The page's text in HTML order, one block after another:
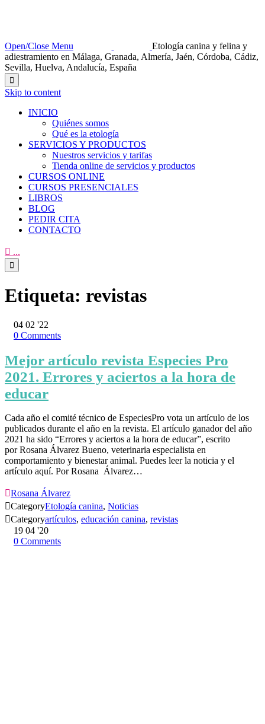
Open/Close Menu
Etología canina y felina y
adiestramiento en Málaga, Granada, Almería, Jaén, Córdoba, Cádiz,
Sevilla, Huelva, Andalucía, España

Skip to content
INICIO
Quiénes somos
Qué es la etología
SERVICIOS Y PRODUCTOS
Nuestros servicios y tarifas
Tienda online de servicios y productos
CURSOS ONLINE
CURSOS PRESENCIALES
LIBROS
BLOG
PEDIR CITA
CONTACTO
 ...

Etiqueta: revistas
04 02 '22
0 Comments
Mejor artículo revista Especies Pro
2021. Errores y aciertos a la hora de
educar
Cada año el comité técnico de EspeciesPro vota un artículo de los
publicados durante el año en la revista. El artículo ganador del año
2021 ha sido “Errores y aciertos a la hora de educar”, escrito
por Rosana Álvarez Bueno, veterinaria especialista en
comportamiento y bienestar animal. Puedes leer la noticia y el
artículo aquí. Por Rosana Álvarez…
Rosana Álvarez
CategoryEtología canina, Noticias
Categoryartículos, educación canina, revistas
19 04 '20
0 Comments